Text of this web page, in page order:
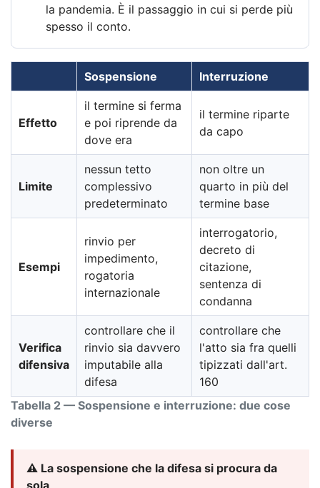
la pandemia. È il passaggio in cui si perde più
spesso il conto.
Tabella 2 — Sospensione e interruzione: due cose
diverse
Sospensione Interruzione
Effetto
il termine si ferma
e poi riprende da
dove era
il termine riparte
da capo
Limite
nessun tetto
complessivo
predeterminato
non oltre un
quarto in più del
termine base
Esempi
rinvio per
impedimento,
rogatoria
internazionale
interrogatorio,
decreto di
citazione,
sentenza di
condanna
Verifica
difensiva
controllare che il
rinvio sia davvero
imputabile alla
difesa
controllare che
l'atto sia fra quelli
tipizzati dall'art.
160
⚠️ La sospensione che la difesa si procura da
sola